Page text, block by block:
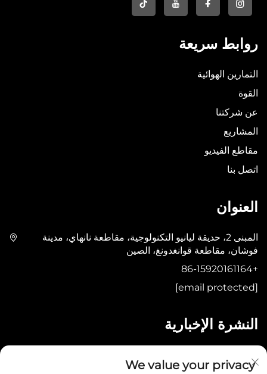
روابط سريعة
التمارين الهوائية
القوة
عن شركتنا
المشاريع
مقاطع الفيديو
اتصل بنا
العنوان
المبنى 2، حديقة ليانيو التكنولوجية، مقاطعة نانهاي، مدينة
فوشان، مقاطعة قوانغدونغ، الصين
+86-15920161164
[email protected]
النشرة الإخبارية
أرسل
We value your privacy